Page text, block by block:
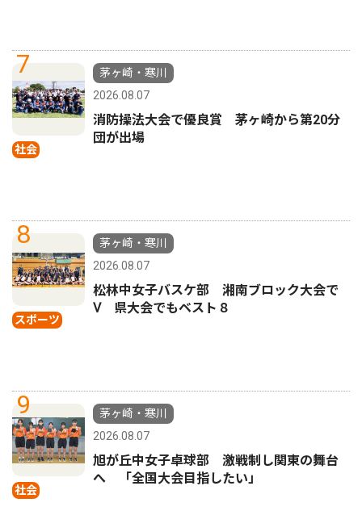
7
社会
茅ヶ崎・寒川
2026.08.07
消防操法大会で優良賞 茅ヶ崎から第20分
団が出場
8
スポーツ
茅ヶ崎・寒川
2026.08.07
松林中女子バスケ部 湘南ブロック大会で
Ⅴ 県大会でもベスト８
9
社会
茅ヶ崎・寒川
2026.08.07
旭が丘中女子卓球部 激戦制し関東の舞台
へ 「全国大会目指したい」